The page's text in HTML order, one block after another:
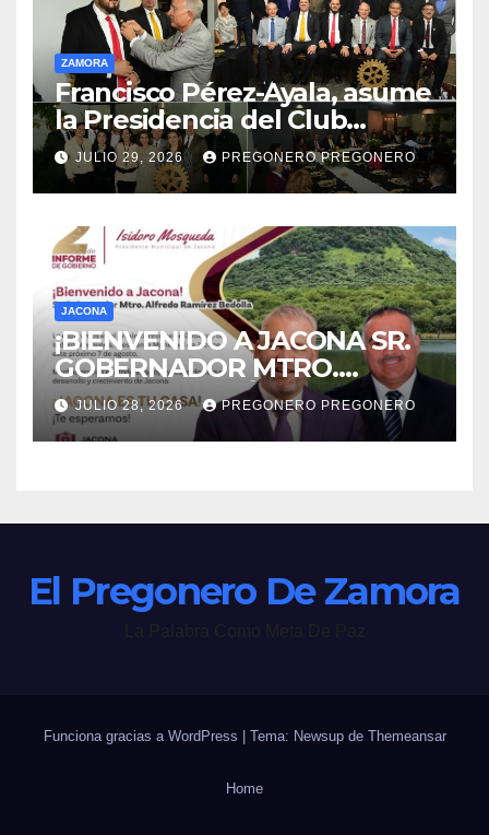
ZAMORA
Francisco Pérez-Ayala, asume
la Presidencia del Club
Rotario Zamora Industrial,
para el periodo 2026–2027
JULIO 29, 2026 PREGONERO PREGONERO
JACONA
¡BIENVENIDO A JACONA SR.
GOBERNADOR MTRO.
ALFREDO RAMÍREZ
BEDOLLA!
JULIO 28, 2026 PREGONERO PREGONERO
El Pregonero De Zamora
Funciona gracias a WordPress Tema: Newsup de Themeansar
Home